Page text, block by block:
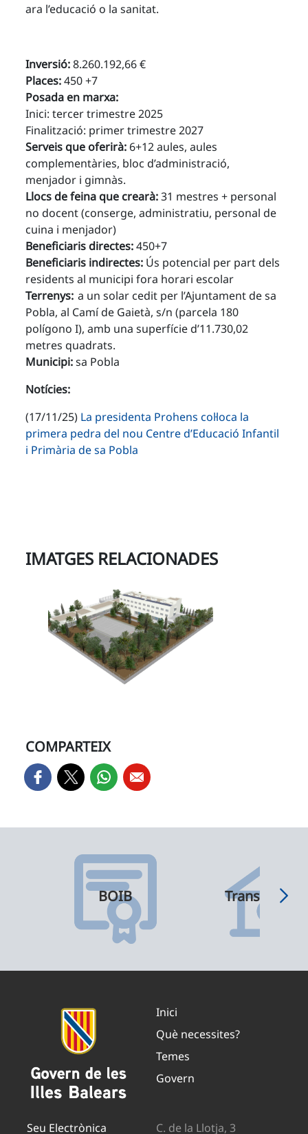
ara l’educació o la sanitat.
Inversió:8.260.192,66 €
Places:450 +7
Posada en marxa:
Inici: tercer trimestre 2025
Finalització: primer trimestre 2027
Serveis que oferirà: 6+12 aules, aules
complementàries, bloc d’administració,
menjador i gimnàs.
Llocs de feina que crearà:31 mestres + personal
no docent (conserge, administratiu, personal de
cuina i menjador)
Beneficiaris directes:450+7
Beneficiaris indirectes: Ús potencial per part dels
residents al municipi fora horari escolar
Terrenys: a un solar cedit per l’Ajuntament de sa
Pobla, al Camí de Gaietà, s/n (parcela 180
polígono I), amb una superfície d’11.730,02
metres quadrats.
Municipi:sa Pobla
Notícies:
(17/11/25) La presidenta Prohens col·loca la
primera pedra del nou Centre d’Educació Infantil
i Primària de sa Pobla
IMATGES RELACIONADES
COMPARTEIX
BOIB
Inici
Què necessites?
Temes
Govern
Seu Electrònica C. de la Llotja, 3